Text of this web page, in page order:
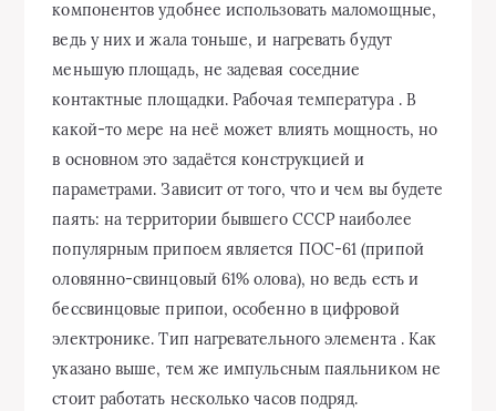
компонентов удобнее использовать маломощные,
ведь у них и жала тоньше, и нагревать будут
меньшую площадь, не задевая соседние
контактные площадки. Рабочая температура . В
какой-то мере на неё может влиять мощность, но
в основном это задаётся конструкцией и
параметрами. Зависит от того, что и чем вы будете
паять: на территории бывшего СССР наиболее
популярным припоем является ПОС-61 (припой
оловянно-свинцовый 61% олова), но ведь есть и
бессвинцовые припои, особенно в цифровой
электронике. Тип нагревательного элемента . Как
указано выше, тем же импульсным паяльником не
стоит работать несколько часов подряд.